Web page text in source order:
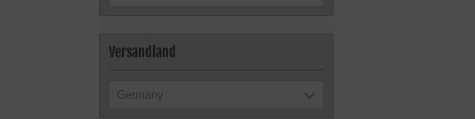
Versandland
Germany